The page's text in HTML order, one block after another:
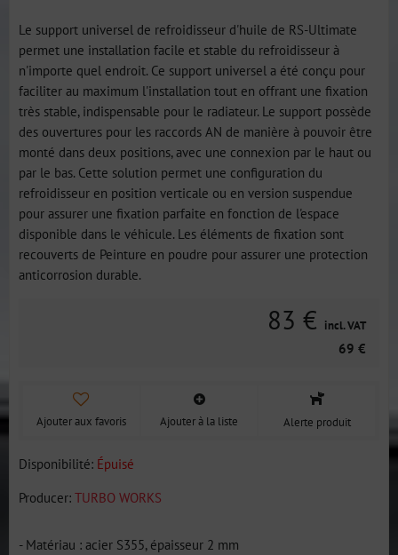
Le support universel de refroidisseur d'huile de RS-Ultimate
permet une installation facile et stable du refroidisseur à
n'importe quel endroit. Ce support universel a été conçu pour
faciliter au maximum l'installation tout en offrant une fixation
très stable, indispensable pour le radiateur. Le support possède
des ouvertures pour les raccords AN de manière à pouvoir être
monté dans deux positions, avec une connexion par le haut ou
par le bas. Cette solution permet une configuration du
refroidisseur en position verticale ou en version suspendue
pour assurer une fixation parfaite en fonction de l'espace
disponible dans le véhicule. Les éléments de fixation sont
recouverts de Peinture en poudre pour assurer une protection
anticorrosion durable.
83 € incl. VAT
69 €
Ajouter aux favoris Ajouter à la liste Alerte produit
Disponibilité: Épuisé
Producer: TURBO WORKS
- Matériau : acier S355, épaisseur 2 mm